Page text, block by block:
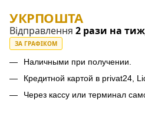
УКРПОШТА
Відправлення 2 рази на
ЗА ГРАФІКОМ
Наличными при получении.
Кредитной картой в privat24,
Через кассу или терминал